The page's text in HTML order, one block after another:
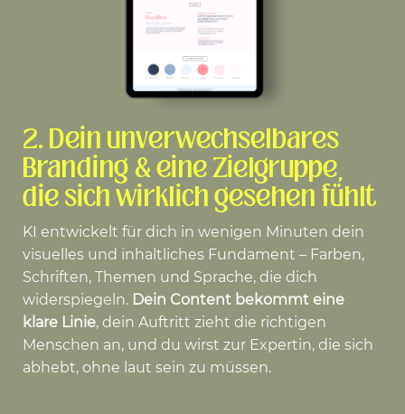
2. Dein unverwechselbares
Branding & eine Zielgruppe,
die sich wirklich gesehen fühlt
KI entwickelt für dich in wenigen Minuten dein
visuelles und inhaltliches Fundament – Farben,
Schriften, Themen und Sprache, die dich
widerspiegeln. Dein Content bekommt eine
klare Linie, dein Auftritt zieht die richtigen
Menschen an, und du wirst zur Expertin, die sich
abhebt, ohne laut sein zu müssen.